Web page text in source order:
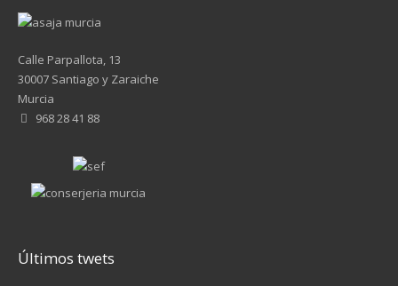
Calle Parpallota, 13
30007 Santiago y Zaraiche
Murcia
968 28 41 88
Últimos twets